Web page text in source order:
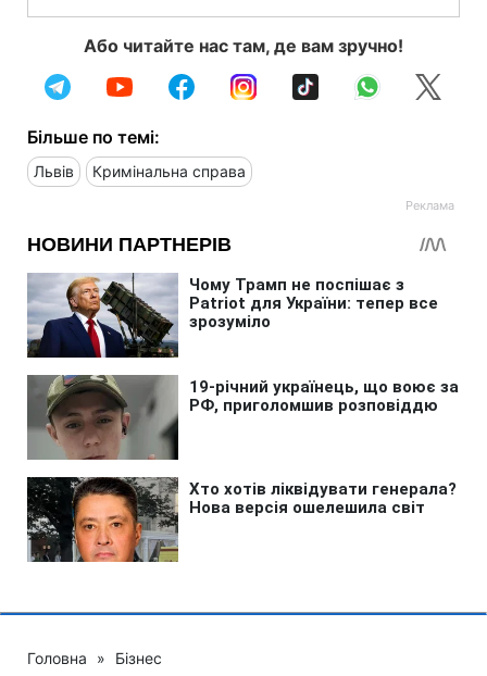
Або читайте нас там, де вам зручно!
Більше по темі:
Львів Кримінальна справа
Головна » Бізнес